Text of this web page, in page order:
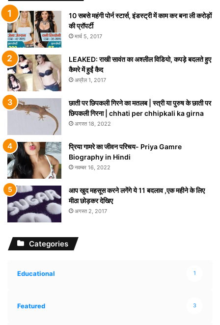
10 सबसे महंगी पोर्न स्टार्स, इंडस्ट्री में काम कर बना ली करोड़ों
की प्रॉपर्टी
मार्च 5, 2017
LEAKED: राखी सावंत का अश्लील विडियो, कपड़े बदलते हुए
कैमरे में हुईं कैद
अप्रैल 1, 2017
छाती पर छिपकली गिरने का मतलब | स्त्री या पुरुष के छाती पर
छिपकली गिरना | chhati per chhipkali ka girna
अगस्त 18, 2022
प्रिया गामरे का जीवन परिचय- Priya Gamre
Biography in Hindi
नवम्बर 16, 2022
आप खुद महसूस करने लगेंगे ये 11 बदलाव ,एक महीने के लिए
मीठा छोड़कर देखिए
अगस्त 2, 2017
Categories
Educational 1
Featured 3